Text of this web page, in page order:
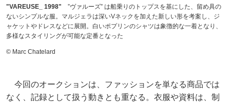
"VAREUSE_ 1998" ”ヴァルーズ” は船乗りのトップスを基にした、留め具の
ないシンプルな服。マルジェラは深いVネックを加えた新しい形を考案し、ジ
ャケットやドレスなどに展開。白いポプリンのシャツは象徴的な一着となり、
多様なスタイリングが可能な定番となった
© Marc Chatelard
今回のオークションは、ファッションを単なる商品では
なく、記録として扱う動きとも重なる。衣服や資料は、制